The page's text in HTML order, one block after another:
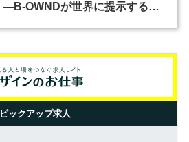
―B-OWNDが世界に提示する美
ピックアップ求人